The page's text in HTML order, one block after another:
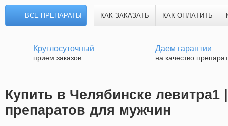
ВСЕ ПРЕПАРАТЫ КАК ЗАКАЗАТЬ КАК ОПЛАТИТЬ
Круглосуточный
прием заказов
Даем гарантии
на качество
Купить в Челябинске
препаратов для мужчин